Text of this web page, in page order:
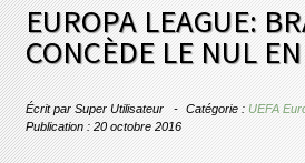
EUROPA LEAGUE:
CONCÈDE LE NUL
Écrit parSuper Utilisateur Catégorie : UEFA
Publication : 20 octobre 2016